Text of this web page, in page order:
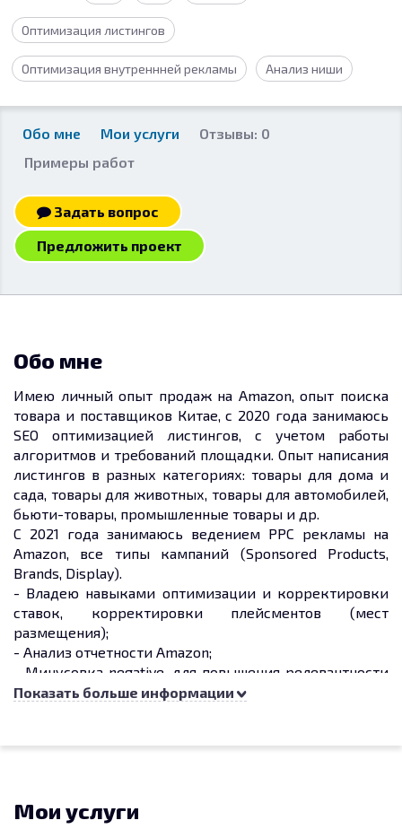
Оптимизация листингов
Оптимизация внутреннней рекламы Анализ ниши
Обо мне Мои услуги
Отзывы: 0
Примеры работ
Задать вопрос
Предложить проект
Обо мне
Имею личный опыт продаж на Amazon, опыт поиска
товара и поставщиков Китае, с 2020 года занимаюсь
SEO оптимизацией листингов, с учетом работы
алгоритмов и требований площадки. Опыт написания
листингов в разных категориях: товары для дома и
сада, товары для животных, товары для автомобилей,
бьюти-товары, промышленные товары и др.
С 2021 года занимаюсь ведением PPC рекламы на
Amazon, все типы кампаний (Sponsored Products,
Brands, Display).
- Владею навыками оптимизации и корректировки
ставок, корректировки плейсментов (мест
размещения);
- Анализ отчетности Amazon;
- Минусовка negative, для повышения релевантности
рекламы;
ACOS и увеличения процента продаж с органики.
Показать больше информации
Мои услуги